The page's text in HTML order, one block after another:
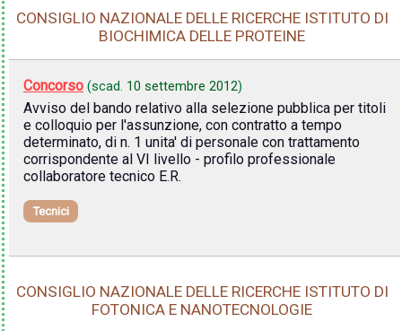
CONSIGLIO NAZIONALE DELLE RICERCHE ISTITUTO DI
BIOCHIMICA DELLE PROTEINE
Concorso (scad. 10 settembre 2012)
Avviso del bando relativo alla selezione pubblica per titoli
e colloquio per l'assunzione, con contratto a tempo
determinato, di n. 1 unita' di personale con trattamento
corrispondente al VI livello - profilo professionale
collaboratore tecnico E.R.
Tecnici
CONSIGLIO NAZIONALE DELLE RICERCHE ISTITUTO DI
FOTONICA E NANOTECNOLOGIE